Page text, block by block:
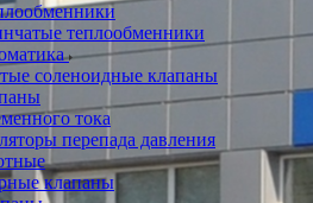
теплообменники
соленоидные клапаны
тока
перепада давления
клапаны